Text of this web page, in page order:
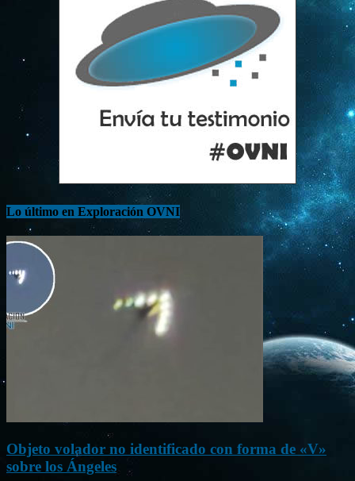
Lo último en Exploración OVNI
Objeto volador no identificado con forma de «V»
sobre los Ángeles